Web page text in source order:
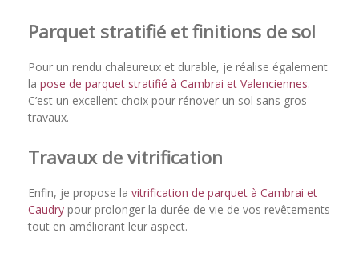
Parquet stratifié et finitions de sol
Pour un rendu chaleureux et durable, je réalise également
la pose de parquet stratifié à Cambrai et Valenciennes.
C’est un excellent choix pour rénover un sol sans gros
travaux.
Travaux de vitrification
Enfin, je propose la vitrification de parquet à Cambrai et
Caudry pour prolonger la durée de vie de vos revêtements
tout en améliorant leur aspect.